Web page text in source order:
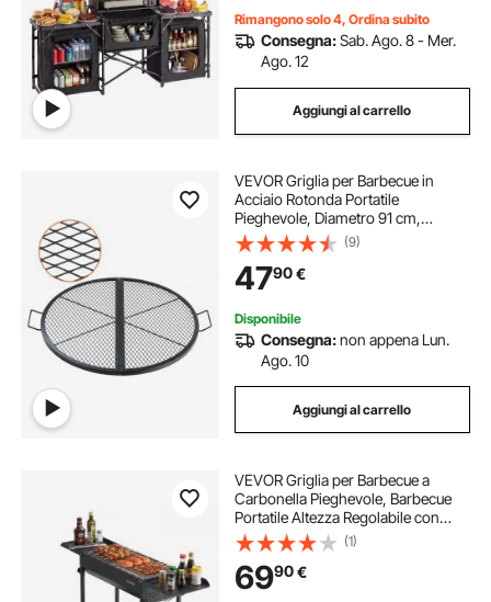
Rimangono solo 4, Ordina subito
Consegna:Sab. Ago. 8 - Mer.
Ago. 12
Aggiungi al carrello
VEVOR Griglia per Barbecue in
Acciaio Rotonda Portatile
Pieghevole, Diametro 91 cm,
Portata max. 20 kg, Materiale
Utensili per BBQ Affumicatori,
Braciere, Picnic, Campeggio,
Viaggio, Giardino, Cortile
(9)
4790€
Disponibile
Consegna:non appena Lun.
Ago. 10
Aggiungi al carrello
VEVOR Griglia per Barbecue a
Carbonella Pieghevole, Barbecue
Portatile Altezza Regolabile con
Ripiani Laterali per Spezie Salsa,
Griglia a Carbone BBQ da
Campeggio Picnic Feste da Esterno
Giardino
(1)
6990€